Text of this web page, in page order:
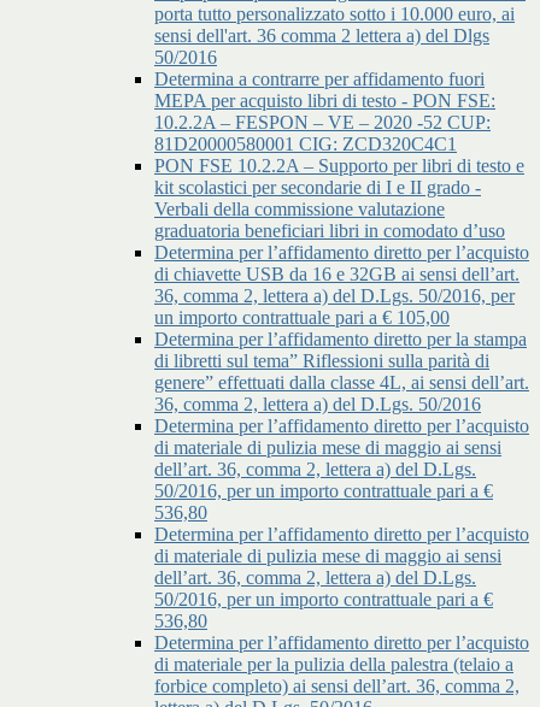
porta tutto personalizzato sotto i 10.000 euro, ai
sensi dell'art. 36 comma 2 lettera a) del Dlgs
50/2016
Determina a contrarre per affidamento fuori
MEPA per acquisto libri di testo - PON FSE:
10.2.2A – FESPON – VE – 2020 -52 CUP:
81D20000580001 CIG: ZCD320C4C1
PON FSE 10.2.2A – Supporto per libri di testo e
kit scolastici per secondarie di I e II grado -
Verbali della commissione valutazione
graduatoria beneficiari libri in comodato d’uso
Determina per l’affidamento diretto per l’acquisto
di chiavette USB da 16 e 32GB ai sensi dell’art.
36, comma 2, lettera a) del D.Lgs. 50/2016, per
un importo contrattuale pari a € 105,00
Determina per l’affidamento diretto per la stampa
di libretti sul tema” Riflessioni sulla parità di
genere” effettuati dalla classe 4L, ai sensi dell’art.
36, comma 2, lettera a) del D.Lgs. 50/2016
Determina per l’affidamento diretto per l’acquisto
di materiale di pulizia mese di maggio ai sensi
dell’art. 36, comma 2, lettera a) del D.Lgs.
50/2016, per un importo contrattuale pari a €
536,80
Determina per l’affidamento diretto per l’acquisto
di materiale di pulizia mese di maggio ai sensi
dell’art. 36, comma 2, lettera a) del D.Lgs.
50/2016, per un importo contrattuale pari a €
536,80
Determina per l’affidamento diretto per l’acquisto
di materiale per la pulizia della palestra (telaio a
forbice completo) ai sensi dell’art. 36, comma 2,